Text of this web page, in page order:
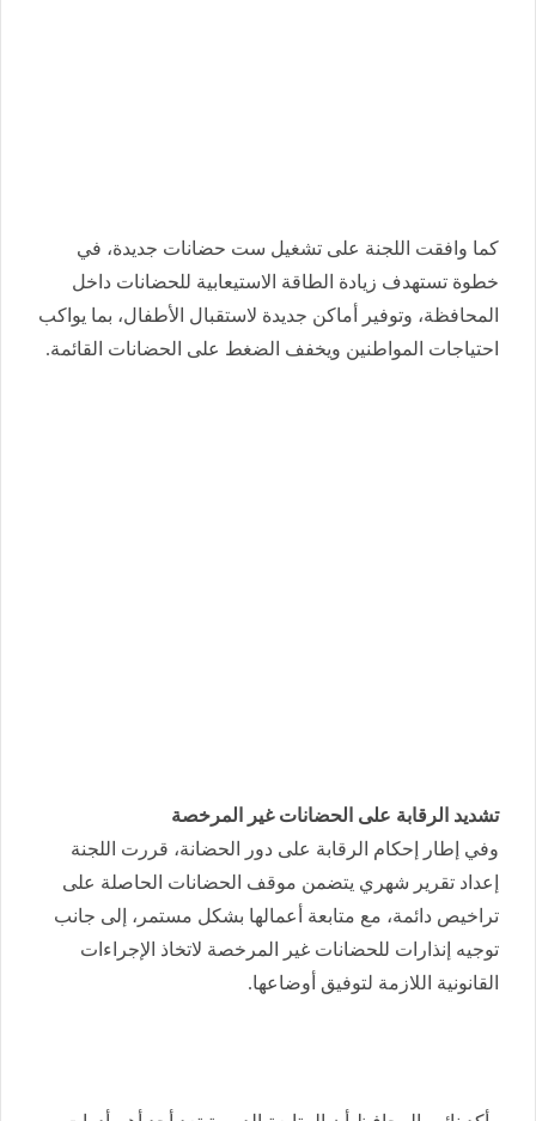
كما وافقت اللجنة على تشغيل ست حضانات جديدة، في
خطوة تستهدف زيادة الطاقة الاستيعابية للحضانات داخل
المحافظة، وتوفير أماكن جديدة لاستقبال الأطفال، بما يواكب
احتياجات المواطنين ويخفف الضغط على الحضانات القائمة.
تشديد الرقابة على الحضانات غير المرخصة
وفي إطار إحكام الرقابة على دور الحضانة، قررت اللجنة
إعداد تقرير شهري يتضمن موقف الحضانات الحاصلة على
تراخيص دائمة، مع متابعة أعمالها بشكل مستمر، إلى جانب
توجيه إنذارات للحضانات غير المرخصة لاتخاذ الإجراءات
القانونية اللازمة لتوفيق أوضاعها.